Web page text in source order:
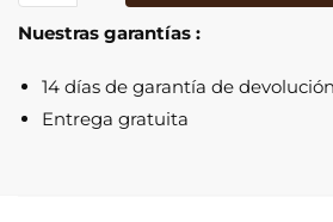
Mujer
Nuestras garantías :
14 días de garantía de
Entrega gratuita